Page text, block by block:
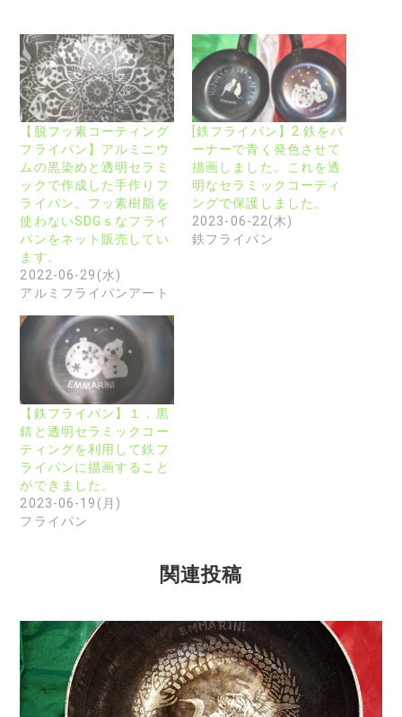
【脱フッ素コーティング
フライパン】アルミニウ
ムの黒染めと透明セラミ
ックで作成した手作りフ
ライパン。フッ素樹脂を
使わないSDGｓなフライ
パンをネット販売してい
ます。
2022-06-29(水)
アルミフライパンアート
[鉄フライパン】2.鉄をバ
ーナーで青く発色させて
描画しました。これを透
明なセラミックコーティ
ングで保護しました。
2023-06-22(木)
鉄フライパン
【鉄フライパン】１．黒
錆と透明セラミックコー
ティングを利用して鉄フ
ライパンに描画すること
ができました。
2023-06-19(月)
フライパン
関連投稿